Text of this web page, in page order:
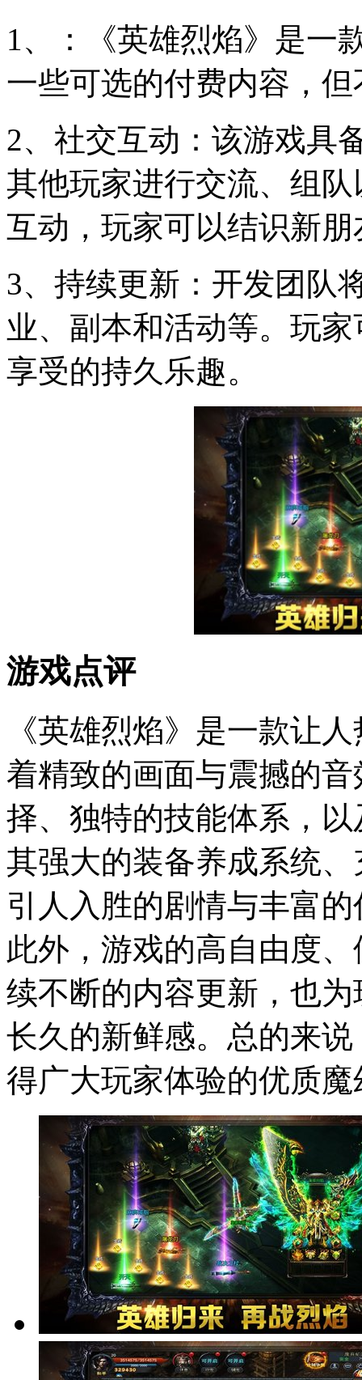
1、：《英雄烈焰》是一
一些可选的付费内容，
2、社交互动：该游戏具
其他玩家进行交流、组
互动，玩家可以结识新
3、持续更新：开发团队
业、副本和活动等。玩
享受的持久乐趣。
游戏点评
《英雄烈焰》是一款让
着精致的画面与震撼的
择、独特的技能体系，
其强大的装备养成系统
引人入胜的剧情与丰富
此外，游戏的高自由度
续不断的内容更新，也
长久的新鲜感。总的来
得广大玩家体验的优质